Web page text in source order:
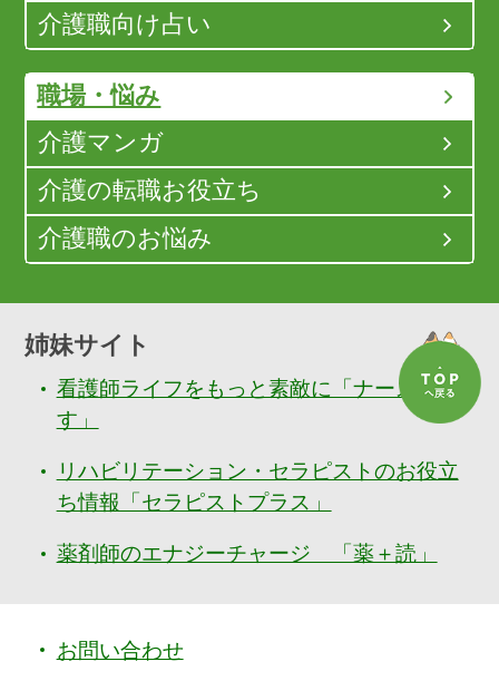
介護職向け占い
職場・悩み
介護マンガ
介護の転職お役立ち
介護職のお悩み
姉妹サイト
看護師ライフをもっと素敵に「ナースぷら
す」
リハビリテーション・セラピストのお役立
ち情報「セラピストプラス」
薬剤師のエナジーチャージ 「薬＋読」
お問い合わせ